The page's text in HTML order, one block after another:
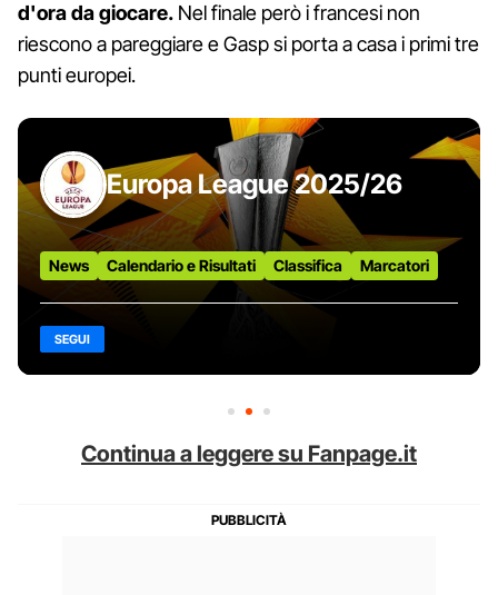
d'ora da giocare. Nel finale però i francesi non
riescono a pareggiare e Gasp si porta a casa i primi tre
punti europei.
Europa League 2025/26
News Calendario e Risultati Classifica Marcatori
SEGUI
Continua a leggere su Fanpage.it